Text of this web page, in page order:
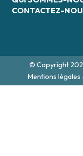
CONTACTEZ-
© Copyright
Mentions légales